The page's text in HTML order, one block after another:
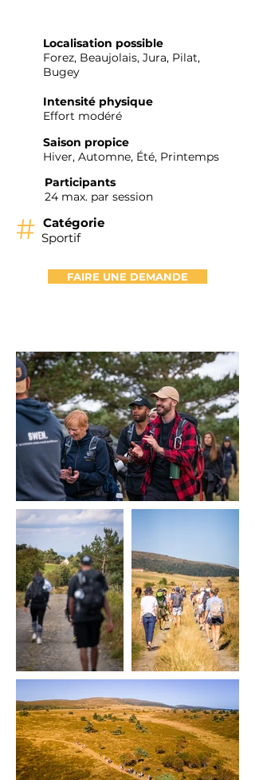
Localisation possible
Forez, Beaujolais, Jura, Pilat,
Bugey
Intensité physique
Effort modéré
Saison propice
Hiver, Automne, Été, Printemps
Participants
24 max. par session
# Catégorie
Sportif
FAIRE UNE DEMANDE